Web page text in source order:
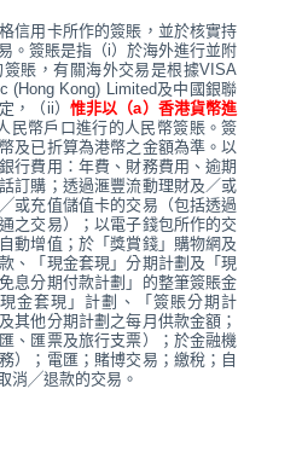
信用卡所作的簽賬，並於核實持
。簽賬是指（i）於海外進行並附
賬，有關海外交易是根據VISA
(Hong Kong) Limited及中國銀聯
，（ii） 惟非以（a）香港貨幣進
民幣戶口進行的人民幣簽賬。簽
及已折算為港幣之金額為準。以
行費用：年費、財務費用、逾期
訂購；透過滙豐流動理財及／或
或充值儲值卡的交易（包括透過
之交易）；以電子錢包所作的交
動增值；於「獎賞錢」購物網及
、「現金套現」分期計劃及「現
息分期付款計劃」的整筆簽賬金
金套現」計劃、「簽賬分期計
其他分期計劃之每月供款金額；
、匯票及旅行支票）；於金融機
）；電匯；賭博交易；繳稅；自
消╱退款的交易。